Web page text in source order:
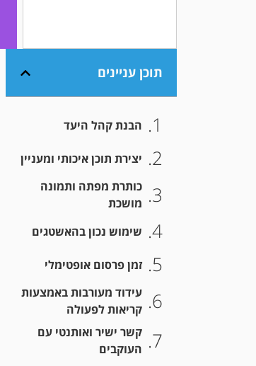
תוכן עניינים
הבנת קהל היעד
יצירת תוכן איכותי ומעניין
כותרת מפתה ותמונה
מושכת
שימוש נכון בהאשטגים
זמן פרסום אופטימלי
עידוד מעורבות באמצעות
קריאות לפעולה
קשר ישיר ואותנטי עם
העוקבים